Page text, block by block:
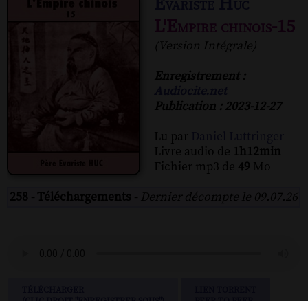
L'Empire chinois-15
(Version Intégrale)
Enregistrement :
Publication : 2023-12-27
Lu par
Livre audio de 1h12min
Fichier mp3 de 49 Mo
258 - Téléchargements - Dernier décompte le 09.07.26